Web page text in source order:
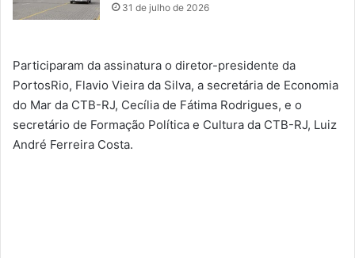
31 de julho de 2026
Participaram da assinatura o diretor-presidente da
PortosRio, Flavio Vieira da Silva, a secretária de Economia
do Mar da CTB-RJ, Cecília de Fátima Rodrigues, e o
secretário de Formação Política e Cultura da CTB-RJ, Luiz
André Ferreira Costa.